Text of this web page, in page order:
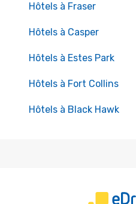
Hôtels à Fraser
Hôtels à Casper
Hôtels à Estes Park
Hôtels à Fort Collins
Hôtels à Black Hawk